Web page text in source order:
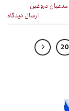
مدعیان دروغین
ارسال دیدگاه
20